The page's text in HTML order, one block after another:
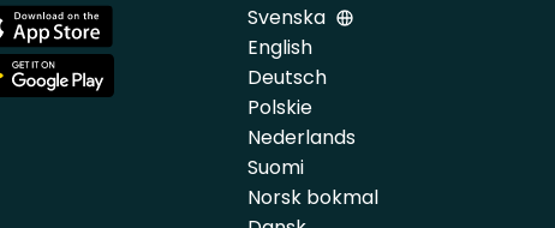
Svenska
English
Deutsch
Polskie
Nederlands
Suomi
Norsk bokmal